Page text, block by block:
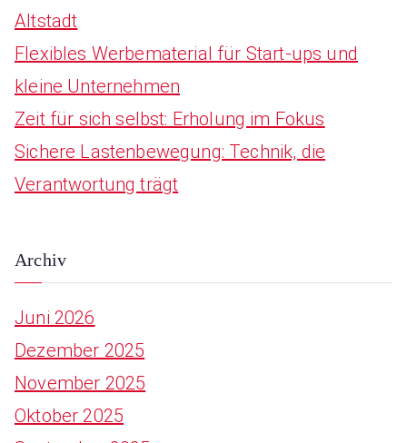
Altstadt
Flexibles Werbematerial für Start-ups und
kleine Unternehmen
Zeit für sich selbst: Erholung im Fokus
Sichere Lastenbewegung: Technik, die
Verantwortung trägt
Archiv
Juni 2026
Dezember 2025
November 2025
Oktober 2025